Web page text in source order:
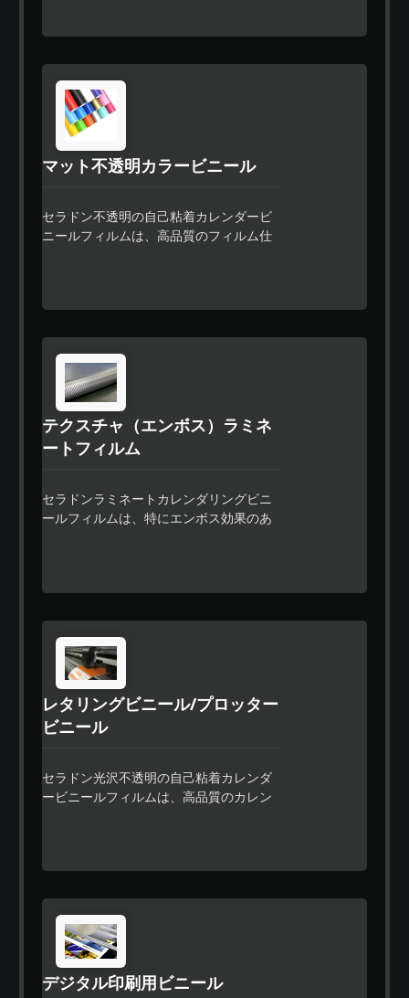
要がなくなります。 出力色を大きく変
えることなく、車両のライトハウジング
に適しています。
フィルムです。セラドンのイージーアプ
可能で、残留物のないデザインに特別な
強力な接着剤が使用されています。
マット不透明カラービニール
セラドン不透明の自己粘着カレンダービ
ニールフィルムは、高品質のフィルム仕
ーフィルムです。セラドンのイージーア
が可能で、残留物のないデザインに特別
な強力な接着剤が使用されています。
テクスチャ（エンボス）ラミネ
ートフィルム
セラドンラミネートカレンダリングビニ
ールフィルムは、特にエンボス効果のあ
トフィルムであり、特殊な強力な接着剤
す。 優れた適合性と信頼性のあるパフ
ォーマンスにより、これらの製品は特に
車両や波形のある表面の部分的または全
体的なラッピングに適しています。
レタリングビニール/プロッター
ビニール
セラドン光沢不透明の自己粘着カレンダ
ービニールフィルムは、高品質のカレン
す。優れたカットとウィーディング性能
ンのイージーアプライ機能により、より
速い位置合わせが可能で、残留物のない
デザインに特別な強力な接着剤を使用し
ています。
デジタル印刷用ビニール